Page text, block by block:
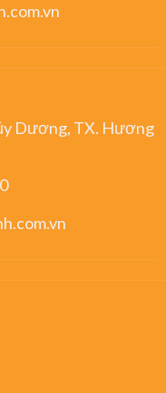
Dương, TX. Hương